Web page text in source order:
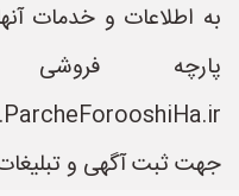
به اطلاعات و خدمات
پارچه
جهت ثبت آگهی و